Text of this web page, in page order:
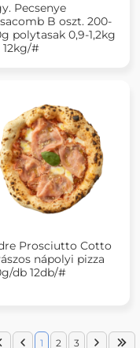
Pecsenye
B oszt. 200-
polytasak 0,9-1,2kg
12kg/#
Prosciutto Cotto
nápolyi pizza
db 12db/#
1 2 3